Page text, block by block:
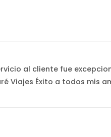
al cliente fue
Viajes Éxito a todos mis